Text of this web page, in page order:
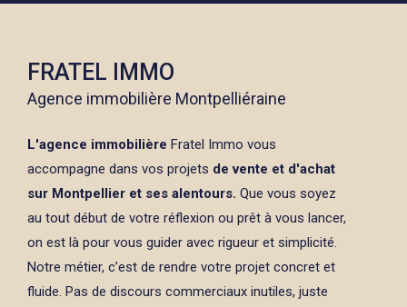
FRATEL IMMO
Agence immobilière Montpelliéraine
L'agence immobilière Fratel Immo vous
accompagne dans vos projets de vente et d'achat
sur Montpellier et ses alentours. Que vous soyez
au tout début de votre réflexion ou prêt à vous lancer,
on est là pour vous guider avec rigueur et simplicité.
Notre métier, c’est de rendre votre projet concret et
fluide. Pas de discours commerciaux inutiles, juste